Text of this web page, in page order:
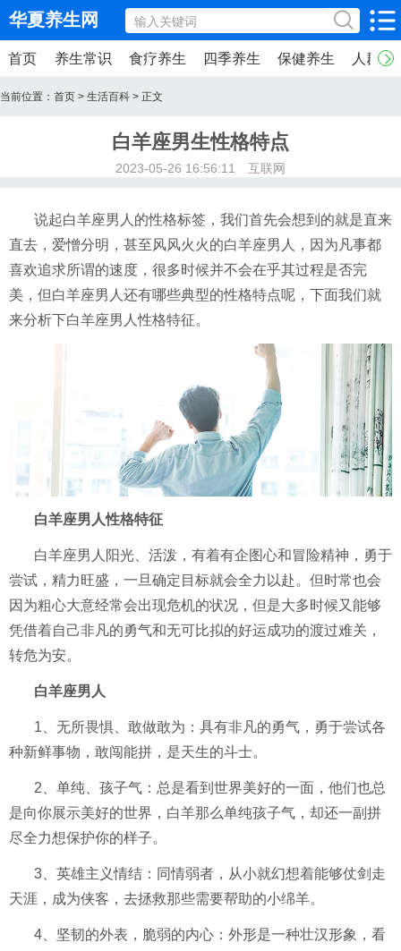
华夏养生网
首页 养生常识 食疗养生 四季养生 保健养生 人群养
当前位置： 首页 > 生活百科 > 正文
白羊座男生性格特点
2023-05-26 16:56:11 互联网
说起白羊座男人的性格标签，我们首先会想到的就是直来
直去，爱憎分明，甚至风风火火的白羊座男人，因为凡事都
喜欢追求所谓的速度，很多时候并不会在乎其过程是否完
美，但白羊座男人还有哪些典型的性格特点呢，下面我们就
来分析下白羊座男人性格特征。
白羊座男人性格特征
白羊座男人阳光、活泼，有着有企图心和冒险精神，勇于
尝试，精力旺盛，一旦确定目标就会全力以赴。但时常也会
因为粗心大意经常会出现危机的状况，但是大多时候又能够
凭借着自己非凡的勇气和无可比拟的好运成功的渡过难关，
转危为安。
白羊座男人
1、无所畏惧、敢做敢为：具有非凡的勇气，勇于尝试各
种新鲜事物，敢闯能拼，是天生的斗士。
2、单纯、孩子气：总是看到世界美好的一面，他们也总
是向你展示美好的世界，白羊那么单纯孩子气，却还一副拼
尽全力想保护你的样子。
3、英雄主义情结：同情弱者，从小就幻想着能够仗剑走
天涯，成为侠客，去拯救那些需要帮助的小绵羊。
4、坚韧的外表，脆弱的内心：外形是一种壮汉形象，看